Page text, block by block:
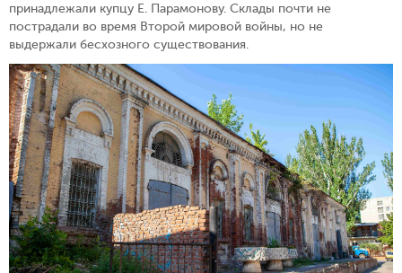
принадлежали купцу Е. Парамонову. Склады почти не
пострадали во время Второй мировой войны, но не
выдержали бесхозного существования.